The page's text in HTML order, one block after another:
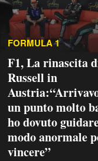
FORMULA 1
F1, La rinascita
Russell in
un punto molto
ho dovuto
modo anormale
vincere”